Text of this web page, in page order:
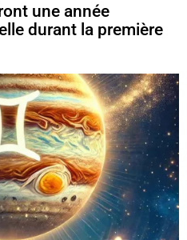
une année
durant la première